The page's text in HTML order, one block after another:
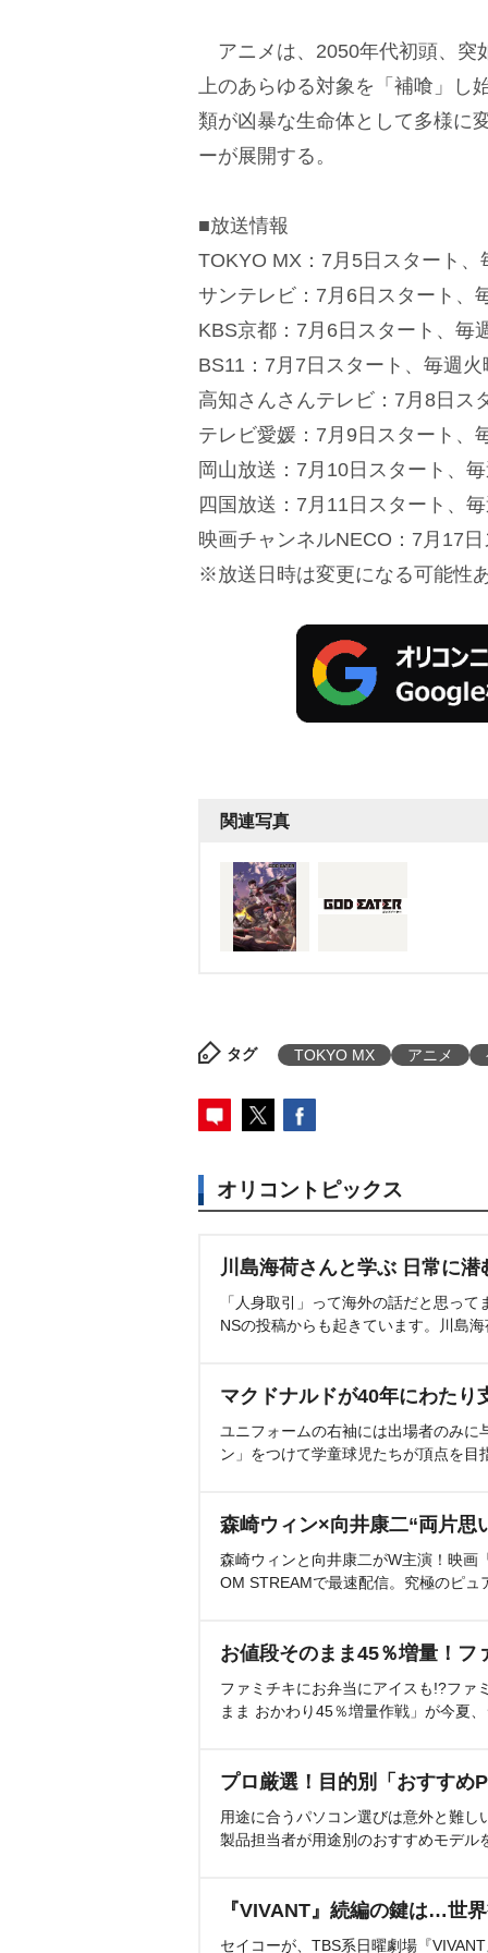
アニメは、2050年代初頭、突
上のあらゆる対象を「補喰」
類が凶暴な生命体として多様に
ーが展開する。
■放送情報
TOKYO MX：7月5日スタート
サンテレビ：7月6日スタート
KBS京都：7月6日スタート、
BS11：7月7日スタート、毎週
高知さんさんテレビ：7月8日
テレビ愛媛：7月9日スタート
岡山放送：7月10日スタート、
四国放送：7月11日スタート、
映画チャンネルNECO：7月17
※放送日時は変更になる可能性
関連写真
タグ TOKYO MX アニメ
オリコントピックス
川島海荷さんと学ぶ 日常に
「人身取引」って海外の話だと思っ
NSの投稿からも起きています。川島
マクドナルドが40年にわたり
ユニフォームの右袖には出場者のみ
ン」をつけて学童球児たちが頂点を目
森崎ウィン×向井康二“両片思
森崎ウィンと向井康二がW主演！映画
OM STREAMで最速配信。究極のピュ
お値段そのまま45％増量！フ
ファミチキにお弁当にアイスも!?ファ
まま おかわり45％増量作戦」が今夏
プロ厳選！目的別「おすすめ
用途に合うパソコン選びは意外と難
製品担当者が用途別のおすすめモデル
『VIVANT』続編の鍵は…世
セイコーが、TBS系日曜劇場『